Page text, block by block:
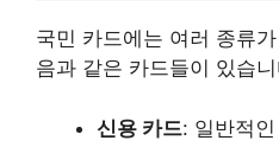
국민 카드에는 여러 종류
음과 같은 카드들이 있습
신용 카드: 일반적